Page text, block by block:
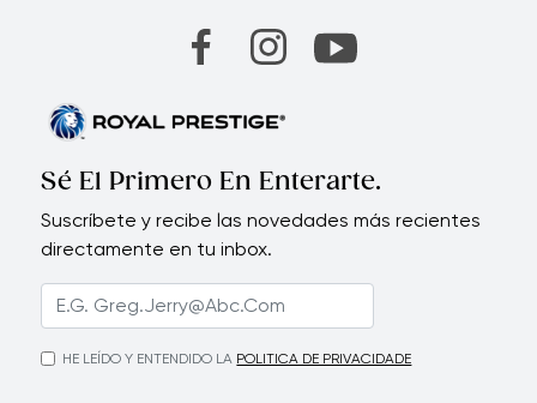
Sé El Primero En Enterarte.
Suscríbete y recibe las novedades más recientes
directamente en tu inbox.
HE LEÍDO Y ENTENDIDO LA POLITICA DE PRIVACIDADE